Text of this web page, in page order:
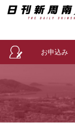
お申込み